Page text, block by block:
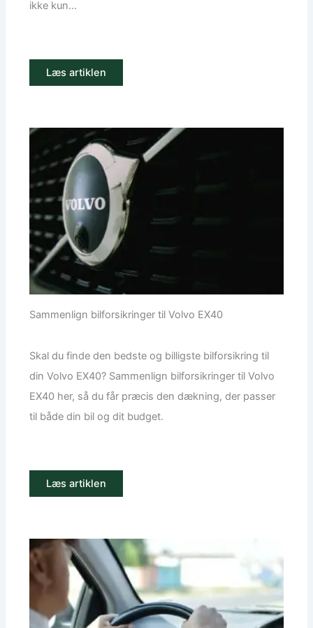
ikke kun...
Læs artiklen
Sammenlign bilforsikringer til Volvo EX40
Skal du finde den bedste og billigste bilforsikring til
din Volvo EX40? Sammenlign bilforsikringer til Volvo
EX40 her, så du får præcis den dækning, der passer
til både din bil og dit budget.
Læs artiklen